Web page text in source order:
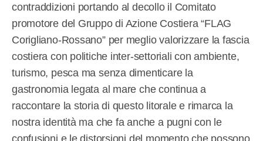
contraddizioni portando al decollo il Comitato
promotore del Gruppo di Azione Costiera “FLAG
Corigliano-Rossano” per meglio valorizzare la fascia
costiera con politiche inter-settoriali con ambiente,
turismo, pesca ma senza dimenticare la
gastronomia legata al mare che continua a
raccontare la storia di questo litorale e rimarca la
nostra identità ma che fa anche a pugni con le
confusioni e le distorsioni del momento che possono